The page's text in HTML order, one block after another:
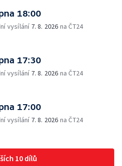
18:00
vysílání 7. 8. 2026 na ČT24
17:30
vysílání 7. 8. 2026 na ČT24
17:00
vysílání 7. 8. 2026 na ČT24
10 dílů